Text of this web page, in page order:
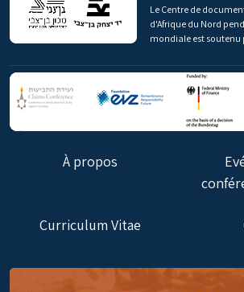
Le Centre de
d'Afrique du Nord
mondiale est soutenu
À propos
Curriculum Vitae